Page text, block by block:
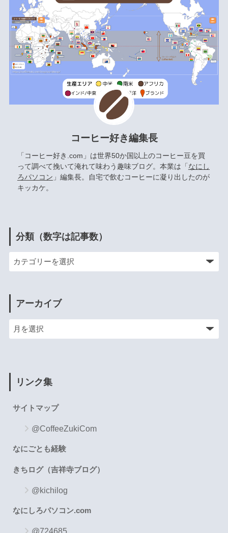
コーヒー好き編集長
「コーヒー好き.com」は世界50か国以上のコーヒー豆を買
って調べて挽いて淹れて味わう趣味ブログ。本業は「なにし
ろパソコン 」編集長。自宅で飲むコーヒーに凝り出したのが
キッカケ。
分類（数字は記事数）
アーカイブ
リンク集
サイトマップ
@CoffeeZukiCom
なにごとも経験
きちログ（吉祥寺ブログ）
@kichilog
なにしろパソコン.com
@724685